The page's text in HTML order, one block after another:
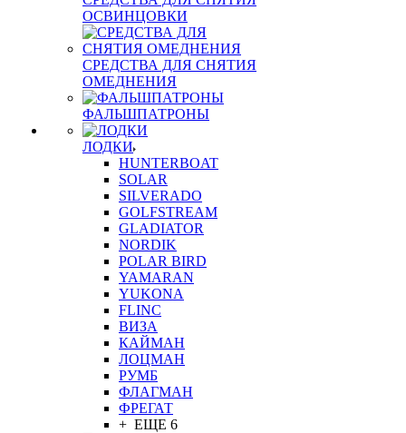
ОСВИНЦОВКИ
СРЕДСТВА ДЛЯ СНЯТИЯ
ОМЕДНЕНИЯ
ФАЛЬШПАТРОНЫ
ЛОДКИ
HUNTERBOAT
SOLAR
SILVERADO
GOLFSTREAM
GLADIATOR
NORDIK
POLAR BIRD
YAMARAN
YUKONA
FLINC
ВИЗА
КАЙМАН
ЛОЦМАН
РУМБ
ФЛАГМАН
ФРЕГАТ
+ ЕЩЕ 6